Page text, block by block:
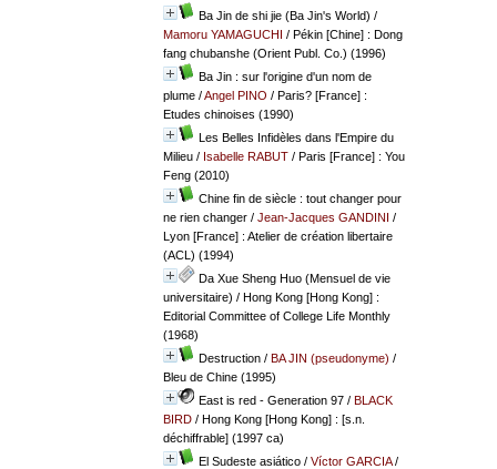
Ba Jin de shi jie (Ba Jin's World) /
Mamoru YAMAGUCHI / Pékin [Chine] : Dong
fang chubanshe (Orient Publ. Co.) (1996)
Ba Jin : sur l'origine d'un nom de
plume/Angel PINO / Paris? [France] :
Etudes chinoises (1990)
Les Belles Infidèles dans l'Empire du
Milieu/ Isabelle RABUT/ Paris [France] : You
Feng (2010)
Chine fin de siècle : tout changer pour
ne rien changer/ Jean-Jacques GANDINI /
Lyon [France] : Atelier de création libertaire
(ACL) (1994)
Da Xue Sheng Huo (Mensuel de vie
universitaire) / Hong Kong [Hong Kong] :
Editorial Committee of College Life Monthly
(1968)
Destruction/ BA JIN (pseudonyme) /
Bleu de Chine (1995)
East is red - Generation 97/ BLACK
BIRD/ Hong Kong [Hong Kong] : [s.n.
déchiffrable] (1997 ca)
El Sudeste asiático/ Víctor GARCIA/